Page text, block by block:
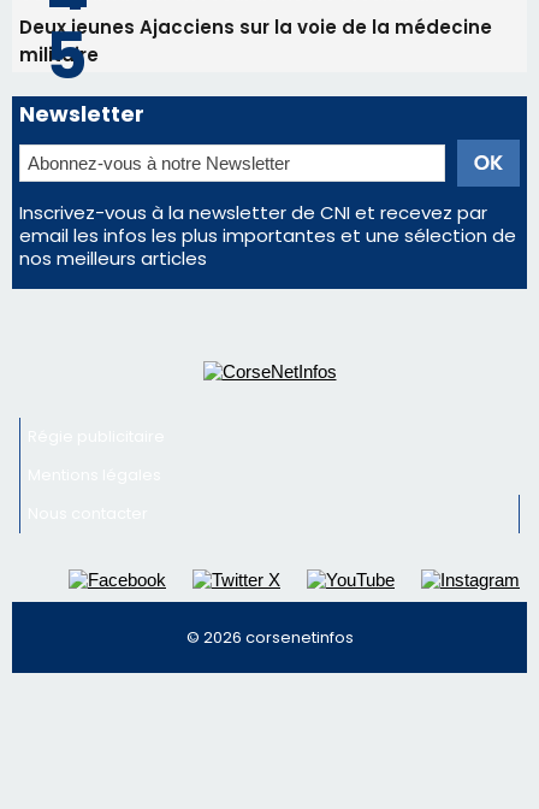
En Corse, un début de saison marqué par une
consommation en recul dans les restaurants
Deux jeunes Ajacciens sur la voie de la médecine
militaire
Newsletter
Inscrivez-vous à la newsletter de CNI et recevez par
email les infos les plus importantes et une sélection de
Nous contacter